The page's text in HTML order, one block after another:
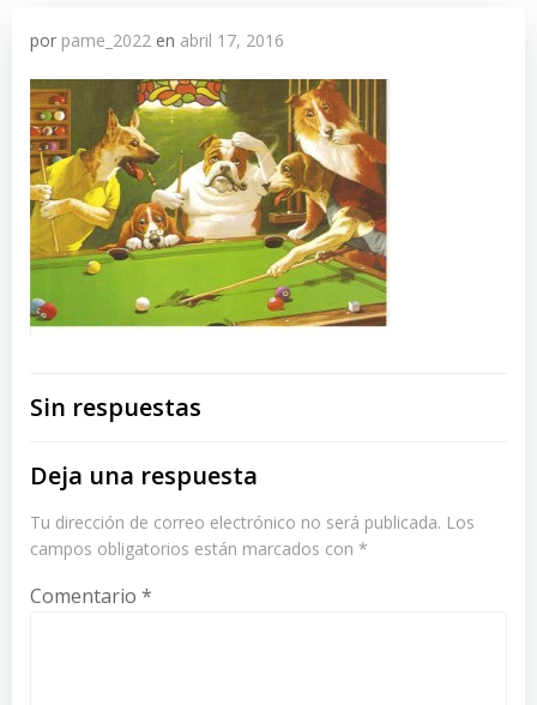
por pame_2022 en abril 17, 2016
Sin respuestas
Deja una respuesta
Tu dirección de correo electrónico no será publicada. Los
campos obligatorios están marcados con *
Comentario *